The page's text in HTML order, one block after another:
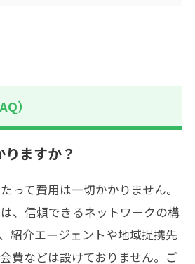
）
ますか？
って費用は一切かかりません。
、信頼できるネットワークの構
紹介エージェントや地域提携先
費などは設けておりません。ご